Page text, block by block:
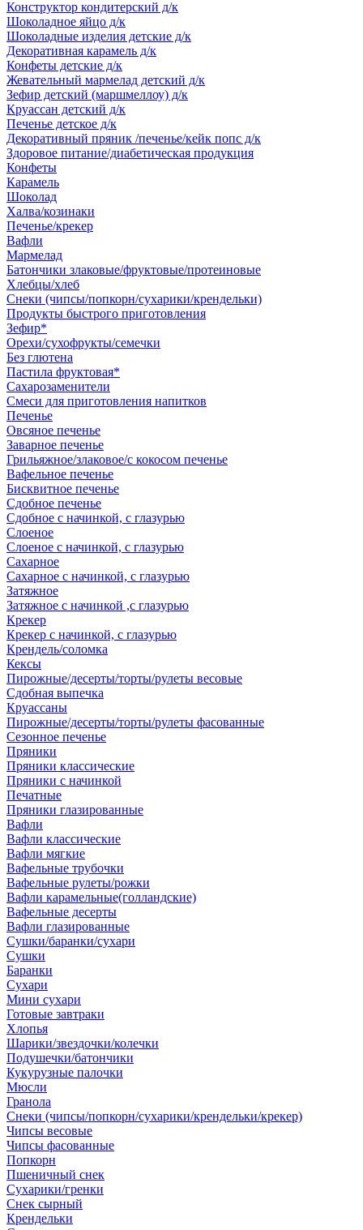
Конструктор кондитерский д/к
Шоколадное яйцо д/к
Шоколадные изделия детские д/к
Декоративная карамель д/к
Конфеты детские д/к
Жевательный мармелад детский д/к
Зефир детский (маршмеллоу) д/к
Круассан детский д/к
Печенье детское д/к
Декоративный пряник /печенье/кейк попс д/к
Здоровое питание/диабетическая продукция
Конфеты
Карамель
Шоколад
Халва/козинаки
Печенье/крекер
Вафли
Мармелад
Батончики злаковые/фруктовые/протеиновые
Хлебцы/хлеб
Снеки (чипсы/попкорн/сухарики/крендельки)
Продукты быстрого приготовления
Зефир*
Орехи/сухофрукты/семечки
Без глютена
Пастила фруктовая*
Сахарозаменители
Смеси для приготовления напитков
Печенье
Овсяное печенье
Заварное печенье
Грильяжное/злаковое/с кокосом печенье
Вафельное печенье
Бисквитное печенье
Сдобное печенье
Сдобное с начинкой, с глазурью
Слоеное
Слоеное с начинкой, с глазурью
Сахарное
Сахарное с начинкой, с глазурью
Затяжное
Затяжное с начинкой ,с глазурью
Крекер
Крекер с начинкой, с глазурью
Крендель/соломка
Кексы
Пирожные/десерты/торты/рулеты весовые
Сдобная выпечка
Круассаны
Пирожные/десерты/торты/рулеты фасованные
Сезонное печенье
Пряники
Пряники классические
Пряники с начинкой
Печатные
Пряники глазированные
Вафли
Вафли классические
Вафли мягкие
Вафельные трубочки
Вафельные рулеты/рожки
Вафли карамельные(голландские)
Вафельные десерты
Вафли глазированные
Сушки/баранки/сухари
Сушки
Баранки
Сухари
Мини сухари
Готовые завтраки
Хлопья
Шарики/звездочки/колечки
Подушечки/батончики
Кукурузные палочки
Мюсли
Гранола
Снеки (чипсы/попкорн/сухарики/крендельки/крекер)
Чипсы весовые
Чипсы фасованные
Попкорн
Пшеничный снек
Сухарики/гренки
Снек сырный
Крендельки